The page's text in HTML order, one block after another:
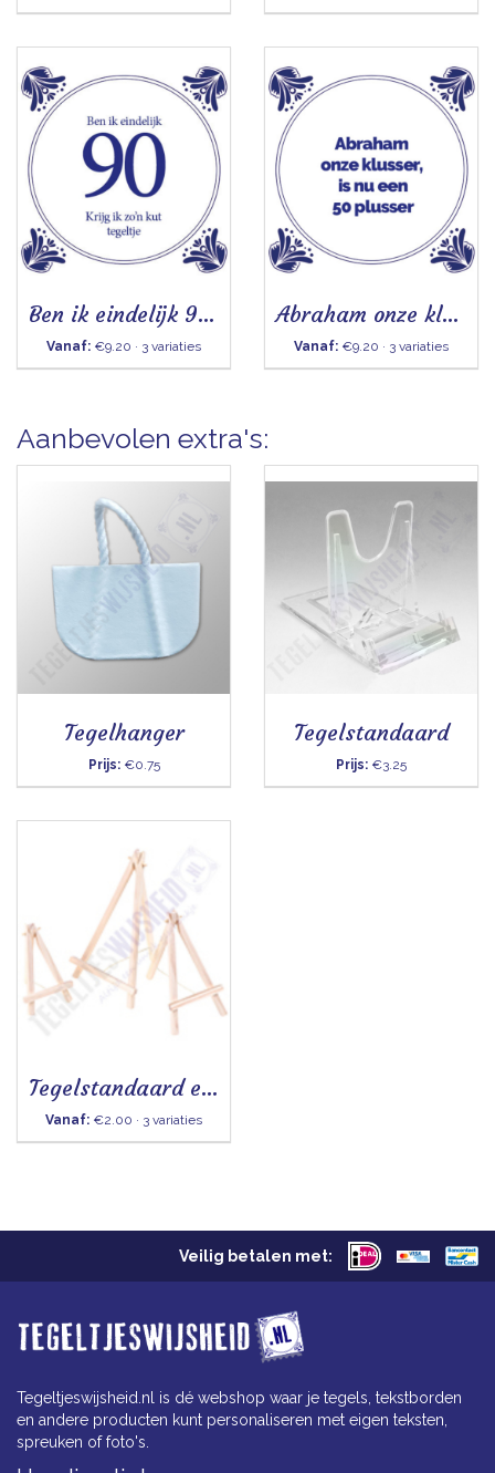
Ben ik eindelijk 90 - Tegeltje
Vanaf: €9.20 · 3 variaties
Abraham onze klusser - Tegeltje
Vanaf: €9.20 · 3 variaties
Aanbevolen extra's:
Tegelhanger
Prijs:€0.75
Tegelstandaard
Prijs: €3.25
Tegelstandaard ezel
Vanaf: €2.00 · 3 variaties
Veilig betalen met:
Tegeltjeswijsheid.nl is dé webshop waar je tegels, tekstborden
en andere producten kunt personaliseren met eigen teksten,
spreuken of foto's.